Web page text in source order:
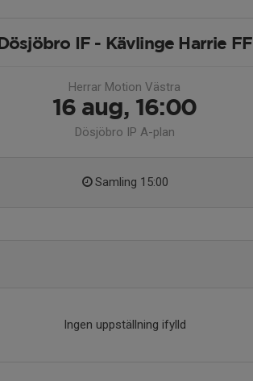
Dösjöbro IF - Kävlinge Harrie FF
Herrar Motion Västra
16 aug, 16:00
Dösjöbro IP A-plan
Samling 15:00
Ingen uppställning ifylld